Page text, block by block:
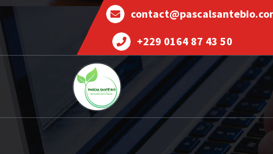
+229 0164 87 43 50
Votre santé notre priorité